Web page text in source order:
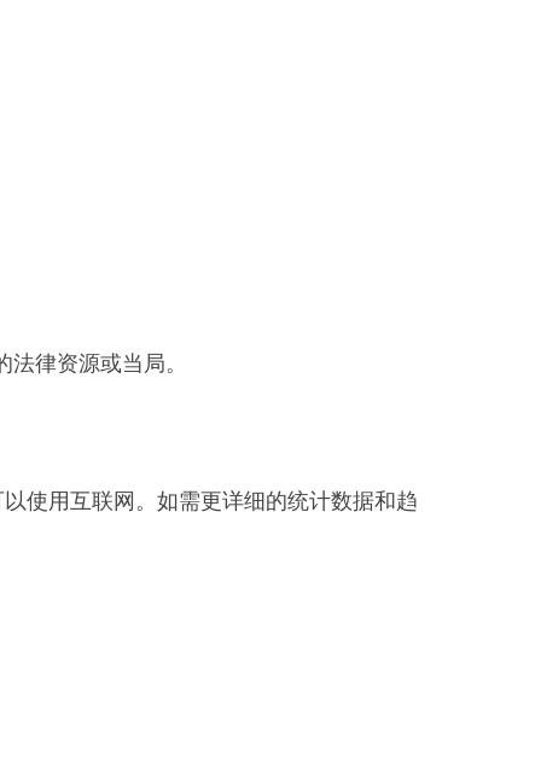
律资源或当局。
使用互联网。如需更详细的统计数据和趋